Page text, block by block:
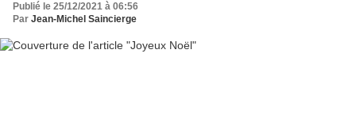
Publié le 25/12/2021 à 06:56
Par Jean-Michel Saincierge